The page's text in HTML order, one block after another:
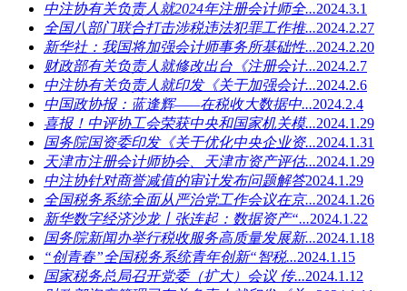
中注协有关负责人就2024年注册会计师全...2024.3.1
全国八部门联合打击涉税违法犯罪工作推...2024.2.27
新华社：我国将加强会计师事务所基础性...2024.2.20
财政部有关负责人就修改出台《注册会计...2024.2.7
中注协有关负责人就印发《关于加强会计...2024.2.6
中国政协报：蓝逢辉——在税收大数据中...2024.2.4
喜报！中评协工会荣获中央和国家机关模...2024.1.29
国务院国资委印发《关于优化中央企业资...2024.1.31
天津市注册会计师协会、天津市资产评估...2024.1.29
中注协针对商誉减值的审计发布问题解答2024.1.29
全国税务系统全面从严治党工作会议在京...2024.1.26
新华数字经济沙龙丨张连起：数据资产“...2024.1.22
国务院新闻办举行税收服务高质量发展新...2024.1.18
“创青春”全国税务系统青年创新“智税...2024.1.15
国家税务总局召开党委（扩大）会议 传...2024.1.12